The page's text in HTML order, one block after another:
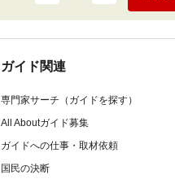
ガイド関連
専門家サーチ（ガイドを探す）
All Aboutガイド募集
ガイドへの仕事・取材依頼
国民の決断